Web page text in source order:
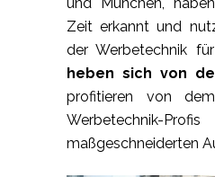
Zeit erkannt und
der Werbetechnik
heben sich von
profitieren von
Werbetechnik-
maßgeschneiderten